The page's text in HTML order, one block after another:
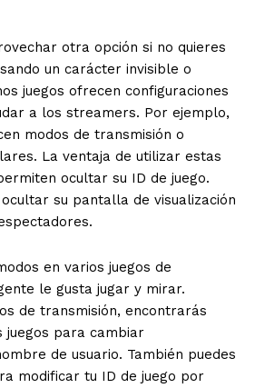
otra opción si no quieres
un carácter invisible o
juegos ofrecen configuraciones
a los streamers. Por ejemplo,
modos de transmisión o
La ventaja de utilizar estas
ocultar su ID de juego.
su pantalla de visualización
en varios juegos de
le gusta jugar y mirar.
de transmisión, encontrarás
juegos para cambiar
de usuario. También puedes
modificar tu ID de juego por